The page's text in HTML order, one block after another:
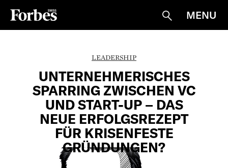
Suche
MENU
LEADERSHIP
UNTERNEHMERISCHES
SPARRING ZWISCHEN VC
UND START-UP – DAS
NEUE ERFOLGSREZEPT
FÜR KRISENFESTE
GRÜNDUNGEN?